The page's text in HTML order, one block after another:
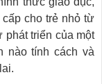
cho trẻ nhỏ từ
phát triển của một
nào tính cách và